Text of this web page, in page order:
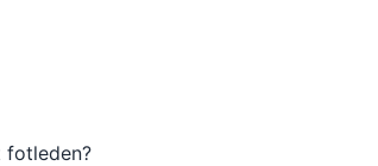
fotleden?